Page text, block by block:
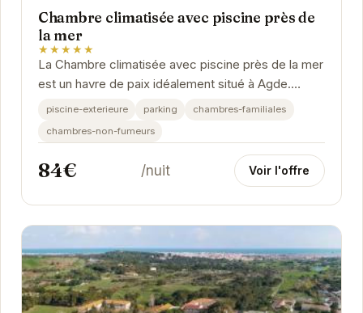
Chambre climatisée avec piscine près de
la mer
★★★★★
La Chambre climatisée avec piscine près de la mer
est un havre de paix idéalement situé à Agde.
Profitez d'un séjour relaxant au bord de la...
piscine-exterieure parking
chambres-familiales
chambres-non-fumeurs
84€ /nuit Voir l'offre